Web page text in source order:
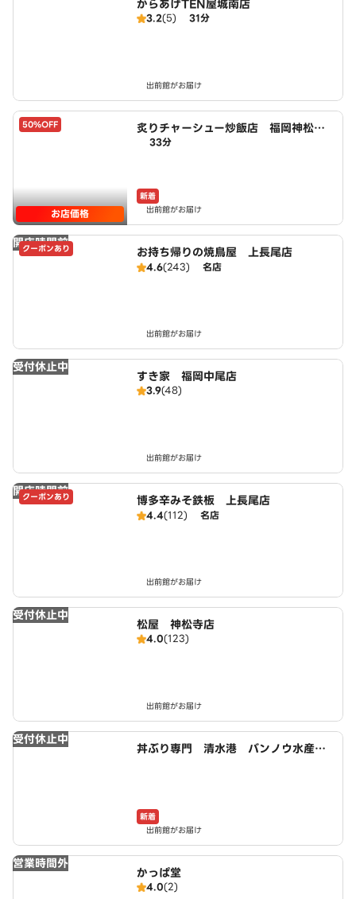
からあげTEN屋城南店
3.2(5) 31分
出前館がお届け
50%OFF
お店価格
炙りチャーシュー炒飯店 福岡神松寺
二丁目店 powered by LAWSON
33分
新着
出前館がお届け
開店時間前
クーポンあり お持ち帰りの焼鳥屋 上長尾店
4.6(243) 名店
出前館がお届け
受付休止中
すき家 福岡中尾店
3.9(48)
出前館がお届け
開店時間前
クーポンあり 博多辛みそ鉄板 上長尾店
4.4(112) 名店
出前館がお届け
受付休止中
松屋 神松寺店
4.0(123)
出前館がお届け
受付休止中
丼ぶり専門 清水港 バンノウ水産
新着
出前館がお届け
営業時間外
かっぱ堂
4.0(2)